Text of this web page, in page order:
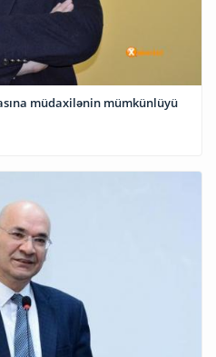
müdaxilənin mümkünlüyü